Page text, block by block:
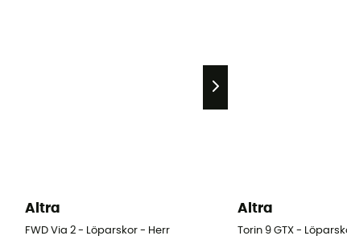
Altra
FWD Via 2 - Löparskor - Herr
Altra
Torin 9 GTX -